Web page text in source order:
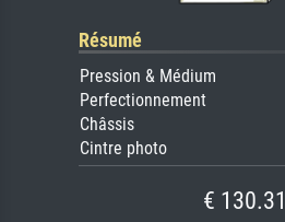
Résumé
Pression & Médium
Perfectionnement
Châssis
Cintre photo
€ 130.31